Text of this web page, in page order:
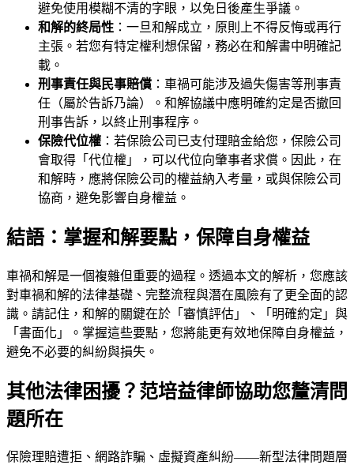
避免使用模糊不清的字眼，以免日後產生爭議。
和解的終局性 ：一旦和解成立，原則上不得反悔或再行
主張。若您有特定權利想保留，務必在和解書中明確記
載。
刑事責任與民事賠償 ：車禍可能涉及過失傷害等刑事責
任（屬於告訴乃論）。和解協議中應明確約定是否撤回
刑事告訴，以終止刑事程序。
保險代位權 ：若保險公司已支付理賠金給您，保險公司
會取得「代位權」，可以代位向肇事者求償。因此，在
和解時，應將保險公司的權益納入考量，或與保險公司
協商，避免影響自身權益。
結語：掌握和解要點，保障自身權益
車禍和解是一個複雜但重要的過程。透過本文的解析，您應該
對車禍和解的法律基礎、完整流程與潛在風險有了更全面的認
識。請記住，和解的關鍵在於「審慎評估」、「明確約定」與
「書面化」。掌握這些要點，您將能更有效地保障自身權益，
避免不必要的糾紛與損失。
其他法律困擾？范培益律師協助您釐清問
題所在
保險理賠遭拒、網路詐騙、虛擬資產糾紛——新型法律問題層